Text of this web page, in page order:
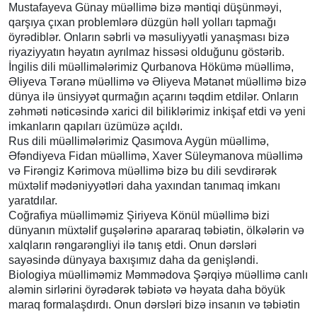
Mustafayeva Günay müəllimə bizə məntiqi düşünməyi,
qarşıya çıxan problemlərə düzgün həll yolları tapmağı
öyrədiblər. Onların səbrli və məsuliyyətli yanaşması bizə
riyaziyyatın həyatın ayrılmaz hissəsi olduğunu göstərib.
İngilis dili müəllimələrimiz Qurbanova Hökümə müəllimə,
Əliyeva Təranə müəllimə və Əliyeva Mətanət müəllimə bizə
dünya ilə ünsiyyət qurmağın açarını təqdim etdilər. Onların
zəhməti nəticəsində xarici dil biliklərimiz inkişaf etdi və yeni
imkanların qapıları üzümüzə açıldı.
Rus dili müəllimələrimiz Qasımova Aygün müəllimə,
Əfəndiyeva Fidan müəllimə, Xaver Süleymanova müəllimə
və Firəngiz Kərimova müəllimə bizə bu dili sevdirərək
müxtəlif mədəniyyətləri daha yaxından tanımaq imkanı
yaratdılar.
Coğrafiya müəlliməmiz Şiriyeva Könül müəllimə bizi
dünyanın müxtəlif guşələrinə apararaq təbiətin, ölkələrin və
xalqların rəngarəngliyi ilə tanış etdi. Onun dərsləri
sayəsində dünyaya baxışımız daha da genişləndi.
Biologiya müəlliməmiz Məmmədova Şərqiyə müəllimə canlı
aləmin sirlərini öyrədərək təbiətə və həyata daha böyük
maraq formalaşdırdı. Onun dərsləri bizə insanın və təbiətin